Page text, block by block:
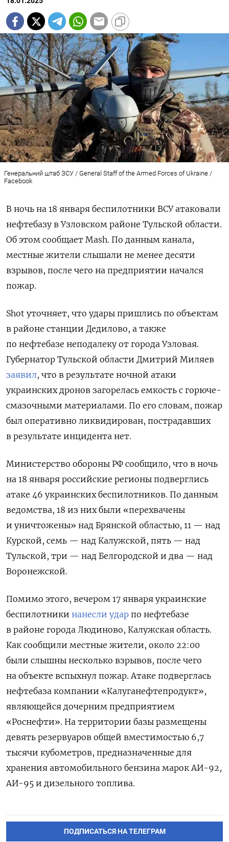
Генеральний штаб ЗСУ / General Staff of the Armed Forces of Ukraine /
Facebook
В ночь на 18 января беспилотники ВСУ атаковали
нефтебазу в Узловском районе Тульской области.
Об этом сообщает Mash. По данным канала,
местные жители слышали не менее десяти
взрывов, после чего на предприятии начался
пожар.
Shot уточняет, что удары пришлись по объектам
в районе станции Дедилово, а также
по нефтебазе неподалеку от города Узловая.
Губернатор Тульской области Дмитрий Миляев
заявил, что в результате ночной атаки
украинских дронов загорелась емкость с горюче-
смазочными материалами. По его словам, пожар
был оперативно ликвидирован, пострадавших
в результате инцидента нет.
Министерство обороны РФ сообщило, что в ночь
на 18 января российские регионы подверглись
атаке 46 украинских беспилотников. По данным
ведомства, 18 из них были «перехвачены
и уничтожены» над Брянской областью, 11 — над
Курской, семь — над Калужской, пять — над
Тульской, три — над Белгородской и два — над
Воронежской.
Помимо этого, вечером 17 января украинские
беспилотники нанесли удар по нефтебазе
в районе города Людиново, Калужская область.
Как сообщили местные жители, около 22:00
были слышны несколько взрывов, после чего
на объекте вспыхнул пожар. Атаке подверглась
нефтебаза компании «Калуганефтепродукт»,
являющейся дочерним предприятием
«Роснефти». На территории базы размещены
девять резервуаров общей вместимостью 6,7
тысячи кубометров, предназначенные для
хранения автомобильного бензина марок АИ-92,
АИ-95 и дизельного топлива.
ПОДПИСАТЬСЯ НА ТЕЛЕГРАМ